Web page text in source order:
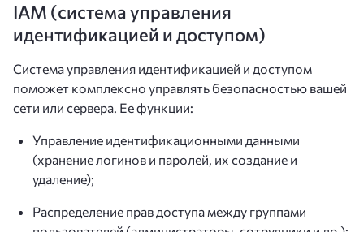
IAM (система управления
идентификацией и доступом)
Система управления идентификацией и доступом
поможет комплексно управлять безопасностью вашей
сети или сервера. Ее функции:
Управление идентификационными данными
(хранение логинов и паролей, их создание и
удаление);
Распределение прав доступа между группами